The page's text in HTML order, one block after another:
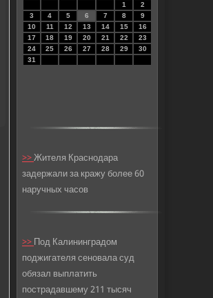
1
2
3
4 5 6 7 8
9
10
11 12 13 14 15
16
17
18 19 20 21 22
23
24
25 26 27 28 29
30
31
>>Жителя Краснодара
задержали за кражу более 60
наручных часов
>>Под Калининградом
поджигателя сеновала суд
обязал выплатить
пострадавшему 211 тысяч